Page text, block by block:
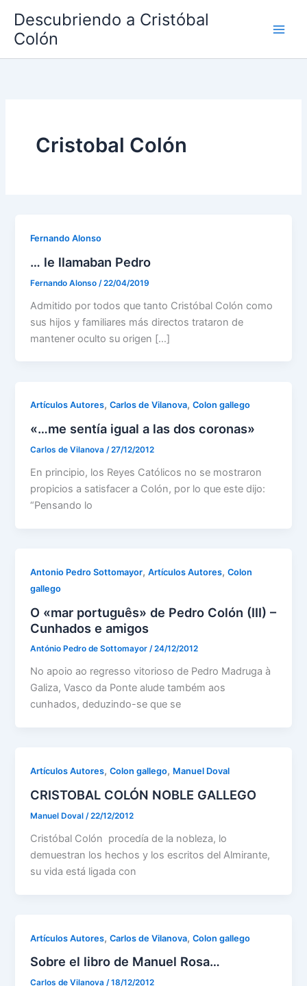
contenido
Descubriendo a Cristóbal
Colón
Cristobal Colón
Fernando Alonso
… le llamaban Pedro
Fernando Alonso /22/04/2019
Admitido por todos que tanto Cristóbal Colón como
sus hijos y familiares más directos trataron de
mantener oculto su origen […]
Artículos Autores,Carlos de Vilanova,Colon gallego
«…me sentía igual a las dos coronas»
Carlos de Vilanova/27/12/2012
En principio, los Reyes Católicos no se mostraron
propicios a satisfacer a Colón, por lo que este dijo:
“Pensando lo
Antonio Pedro Sottomayor,Artículos Autores,Colon
gallego
O «mar português» de Pedro Colón (III) –
Cunhados e amigos
António Pedro de Sottomayor/24/12/2012
No apoio ao regresso vitorioso de Pedro Madruga à
Galiza, Vasco da Ponte alude também aos
cunhados, deduzindo-se que se
Artículos Autores,Colon gallego, Manuel Doval
CRISTOBAL COLÓN NOBLE GALLEGO
Manuel Doval/22/12/2012
Cristóbal Colón procedía de la nobleza, lo
demuestran los hechos y los escritos del Almirante,
su vida está ligada con
Artículos Autores,Carlos de Vilanova,Colon gallego
Sobre el libro de Manuel Rosa…
Carlos de Vilanova/18/12/2012